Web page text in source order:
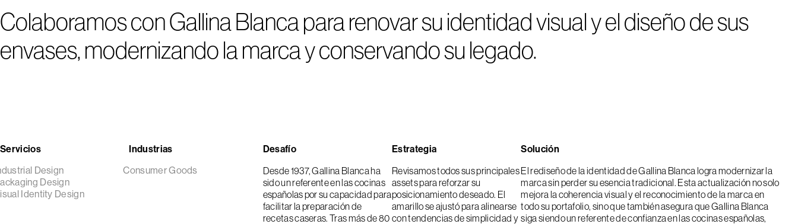
Colaboramos con Gallina Blanca para renovar su identidad visual y el diseño de sus
envases, modernizando la marca y conservando su legado.
Servicios
Design
Design
Identity Design
Industrias
Consumer Goods
Desafío
Desde 1937, Gallina Blanca ha
sido un referente en las cocinas
españolas por su capacidad para
facilitar la preparación de
recetas caseras. Tras más de 80
Estrategia
Revisamos todos sus principales
assets para reforzar su
posicionamiento deseado. El
amarillo se ajustó para alinearse
con tendencias de simplicidad y
Solución
El rediseño de la identidad de Gallina Blanca logra modernizar la
marca sin perder su esencia tradicional. Esta actualización no solo
mejora la coherencia visual y el reconocimiento de la marca en
todo su portafolio, sino que también asegura que Gallina Blanca
siga siendo un referente de confianza en las cocinas españolas,